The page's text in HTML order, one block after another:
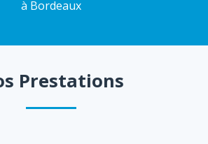
à Bordeaux
Prestations